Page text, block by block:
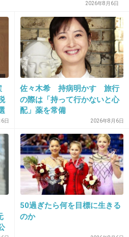
る春物に気を取られる
+115 -2
がワンシーズン前だとわ
られて購入。
+26 -3
が、かなり安くなってて
2026年8月6日
日
佐々木希 持病明かす 旅行
の際は「持って行かないと心
配」薬を常備
2026年8月6日
50過ぎたら何を目標に生きる
のか